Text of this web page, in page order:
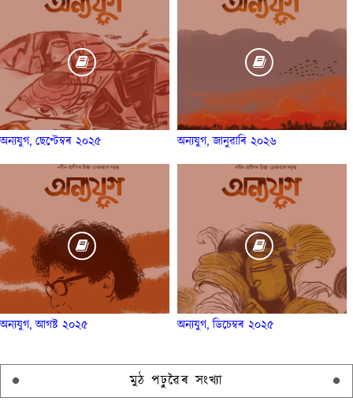
অন্যযুগ, ছেপ্টেম্বৰ ২০২৫ অন্যযুগ, জানুৱাৰি ২০২৬
অন্যযুগ, আগষ্ট ২০২৫ অন্যযুগ, ডিচেম্বৰ ২০২৫
মুঠ পঢ়ুৱৈৰ সংখ্যা